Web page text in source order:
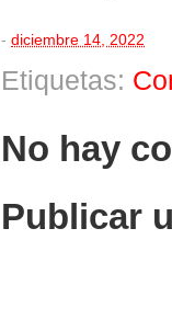
- diciembre 14, 2022
Etiquetas:
No hay
Publicar